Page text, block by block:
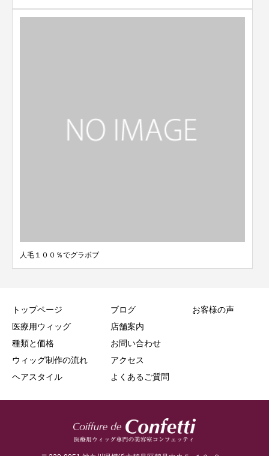
人毛１００％でグラボブ
トップページ
医療用ウィッグ
種類と価格
ウィッグ制作の流れ
ヘアスタイル
ブログ
店舗案内
お問い合わせ
アクセス
よくあるご質問
お客様の声